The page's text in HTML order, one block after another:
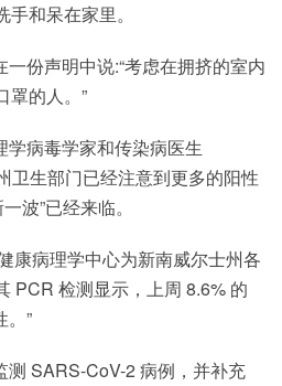
和呆在家里。
份声明中说:“考虑在拥挤的室内
罩的人。”
学病毒学家和传染病医生
卫生部门已经注意到更多的阳性
波”已经来临。
康病理学中心为新南威尔士州各
PCR 检测显示，上周 8.6% 的
。”
测 SARS-CoV-2 病例，并补充